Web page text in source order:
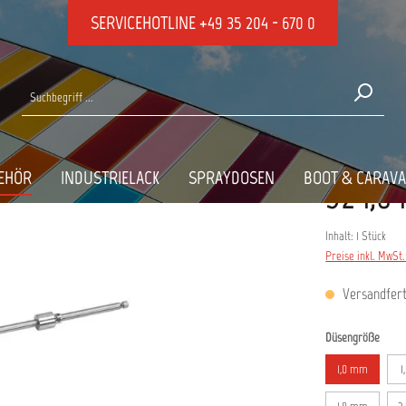
SERVICEHOTLINE+49 35 204 - 670 0
INDUSTRIELACK SPRAYDOSEN BOOT &
Ersatzdüsen
Inhalt: 1 Stück
Preise inkl.
Düsengröße
1,0 mm